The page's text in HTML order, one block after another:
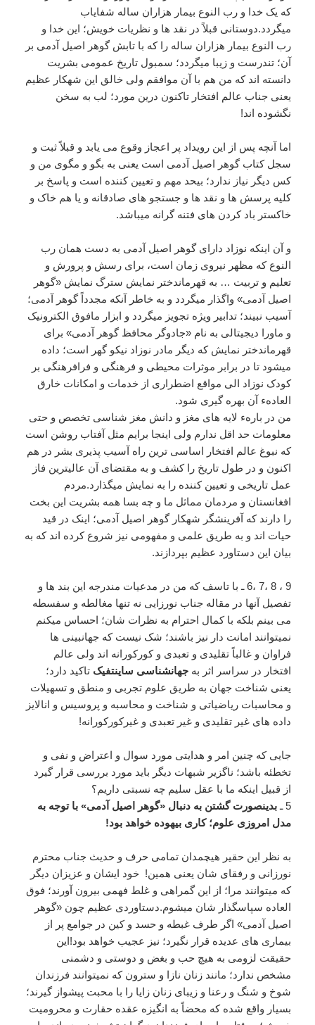
که یک خدا و رب النوع بیمار هزاران ساله شفایاب
میگردد.دوستانی قبلاً در نقد ها و نظریات خویش؛ این خدا و
رب النوع بیمار هزاران ساله را که با تابش گوهر اصیل آدمی بر
آن؛ تندرست و زیبا میگردد؛ سمبول تاریخ عمومی بشریت
دانسته اند که من هم با آن موافقم ولی خالق این شهکار عظیم
یعنی جناب عالم افتخار تاکنون درین مورد؛ لب به سخن
نگشوده اند!
اما آنچه پس از این رویداد پر اعجاز وقوع می یابد و قبلاً ثبت و
سجل کتاب گوهر اصیل آدمی است یعنی به بگو و مگوی من و
کس دیگر نیاز ندارد؛ بیحد مهم و تعیین کننده است و پاسخ بر
کلیه پرسش ها و نقد ها و جستجو های صادقانه و یا هم خاک و
خاکستر باد کردن های فتنه گرانه میباشد.
و آن اینکه نوزاد دارای گوهر اصیل آدمی به دست همان رب
النوع که مظهر نیروی زمان است، برای رسش و پرورش و
تعلیم و تربیت … به قهرماندختر نمایش سترگ نمایش «گوهر
اصیل آدمی» واگذار میگردد و به خاطر آنکه مجدداً گوهر آدمی؛
آسیب نبیند؛ تدابیر ویژه تجویز میگردد و ابزار مافوق الکترونیک
و ماورا دیجیتالی به نام «جادوگر محافظ گوهر آدمی» برای
قهرماندختر نمایش که دیگر مادر نوزاد نیکو گهر است؛ داده
میشود تا در برابر موثرات محیطی و فرهنگی و فرافرهنگی بر
کودک نوزاد الی مواقع اضطراری از خدمات و امکانات خارق
العادهء آن بهره گیری شود.
من در بارهء لایه های مغز و دانش مغز شناسی تخصص و حتی
معلومات حد اقل ندارم ولی اینجا برایم مثل آفتاب روشن است
که نبوغ عالم افتخار اساسی ترین راه آسیب پذیری بشر در هم
اکنون و در طول تاریخ را کشف و به مقتضای آن عالیترین فاز
عمل تاریخی و تعیین کننده را به نمایش میگذارد.مردم
افغانستان و مردمان مماثل ما و چه بسا همه بشریت این بخت
را دارند که آفرینشگر شهکار گوهر اصیل آدمی؛ اینک در قید
حیات اند و به طریق علمی و مفهومی نیز شروع کرده اند که به
بیان این دستاورد عظیم بپردازند.
9 ، 8 ،7 ،6 ـ با تاسف که من در مدعیات مندرجه این بند ها و
تفصیل آنها در مقاله جناب نورزایی نه تنها مغالطه و سفسطه
می بینم بلکه با کمال احترام به نظرات شان؛ احساس میکنم
نمیتوانند امانت دار نیز باشند؛ شک نیست که جهانبینی ها
فراوان و غالباً تقلیدی و تعبدی و کورکورانه اند ولی عالم
افتخار در سراسر اثر بهجهانشناسی ساینتفیک تاکید دارد؛
یعنی شناخت جهان به طریق علوم تجربی و منطق و تسهیلات
و محاسبات ریاضیاتی و شناخت و محاسبه و پروسیس و انالایز
داده های غیر تقلیدی و غیر تعبدی و غیرکورکورانه!
جایی که چنین امر و هدایتی مورد سوال و اعتراض و نفی و
تخطئه باشد؛ ناگزیر شبهات دیگر باید مورد بررسی قرار گیرد
از قبیل اینکه ما با عقل سلیم چه نسبتی داریم؟
5 ـ
بدینصورت گشتن به دنبال «گوهر اصیل آدمی» با توجه به
مدل امروزی علوم؛ کاری بیهوده خواهد بود!
به نظر این حقیر هیچمدان تمامی حرف و حدیث جناب محترم
نورزانی و رفقای شان یعنی همین! خود ایشان و عزیزان دیگر
که میتوانند مرا؛ از این گمراهی و غلط فهمی بیرون آورند؛ فوق
العاده سپاسگذار شان میشوم.دستاوردی عظیم چون «گوهر
اصیل آدمی» اگر طرف غبطه و حسد و کین در جوامع پر از
بیماری های عدیده قرار نگیرد؛ نیز عجیب خواهد بود!این
حقیقت لزومی به هیچ حب و بغض و دوستی و دشمنی
مشخص ندارد؛ مانند زنان نازا و سترون که نمیتوانند فرزندان
شوخ و شنگ و رعنا و زیبای زنان زایا را با محبت پیشواز گیرند؛
بسیار واقع شده که محضاً به انگیزه عقده حقارت و محرومیت